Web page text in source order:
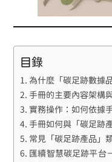
目錄
為什麼「碳足跡數據
手冊的主要內容架構
實務操作：如何依據
手冊如何與「碳足跡
常見「碳足跡產品」
匯續智慧碳足跡平台